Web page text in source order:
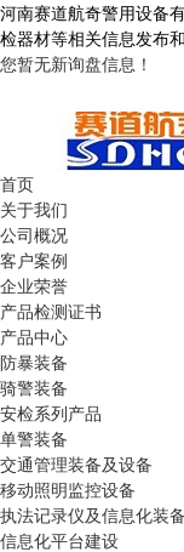
河南赛道航奇警用设备
检器材等相关信息发布
您暂无新询盘信息！
首页
关于我们
公司概况
客户案例
企业荣誉
产品检测证书
产品中心
防暴装备
骑警装备
安检系列产品
单警装备
交通管理装备及设备
移动照明监控设备
执法记录仪及信息化装备
信息化平台建设